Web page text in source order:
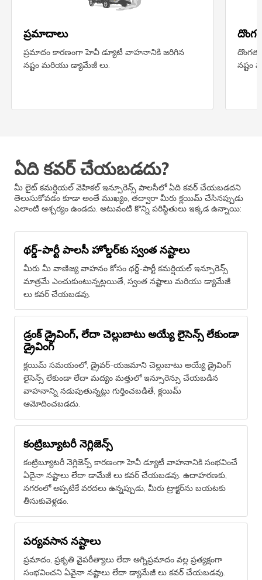
ప్రమాదాలు
ప్రమాదం కారణంగా హెవీ డ్యూటీ వాహనానికి జరిగిన
నష్టం మరియు డ్యామేజీ లు.
నష్టం
ఏది కవర్ చేయబడదు?
మీ లైట్ కమర్షియల్ వెహికల్ ఇన్సూరెన్స్ పాలసీలో ఏది కవర్ చేయబడదని
తెలుసుకోవడం కూడా అంతే ముఖ్యం, తద్వారా మీరు క్లయిమ్ చేసినప్పుడు
ఎలాంటి ఆశ్చర్యం ఉండదు. అటువంటి కొన్ని పరిస్థితులు ఇక్కడ ఉన్నాయి:
థర్డ్-పార్టీ పాలసీ హోల్డర్‌కు స్వంత నష్టాలు
మీరు మీ వాణిజ్య వాహనం కోసం థర్డ్-పార్టీ కమర్షియల్ ఇన్సూరెన్స్
మాత్రమే ఎంచుకుంటున్నట్లయితే, స్వంత నష్టాలు మరియు డ్యామేజీ
లు కవర్ చేయబడవు.
డ్రంక్ డ్రైవింగ్, లేదా చెల్లుబాటు అయ్యే లైసెన్స్ లేకుండా
డ్రైవింగ్
క్లయిమ్ సమయంలో, డ్రైవర్-యజమాని చెల్లుబాటు అయ్యే డ్రైవింగ్
లైసెన్స్ లేకుండా లేదా మద్యం మత్తులో ఇన్సూరెన్సు చేయబడిన
వాహనాన్ని నడుపుతున్నట్లు గుర్తించబడితే, క్లయిమ్
ఆమోదించబడదు.
కంట్రిబ్యూటరీ నెగ్లిజెన్స్
కంట్రిబ్యూటరీ నెగ్లిజెన్స్ కారణంగా హెవీ డ్యూటీ వాహనానికి సంభవించే
ఏదైనా నష్టాలు లేదా డామేజీ లు కవర్ చేయబడవు. ఉదాహరణకు,
నగరంలో అప్పటికే వరదలు ఉన్నప్పుడు, మీరు ట్రాక్టర్‌ను బయటకు
తీసుకువెళ్లడం.
పర్యవసాన నష్టాలు
ప్రమాదం, ప్రకృతి వైపరీత్యాలు లేదా అగ్నిప్రమాదం వల్ల ప్రత్యక్షంగా
సంభవించని ఏవైనా నష్టాలు లేదా డ్యామేజీ లు కవర్ చేయబడవు.